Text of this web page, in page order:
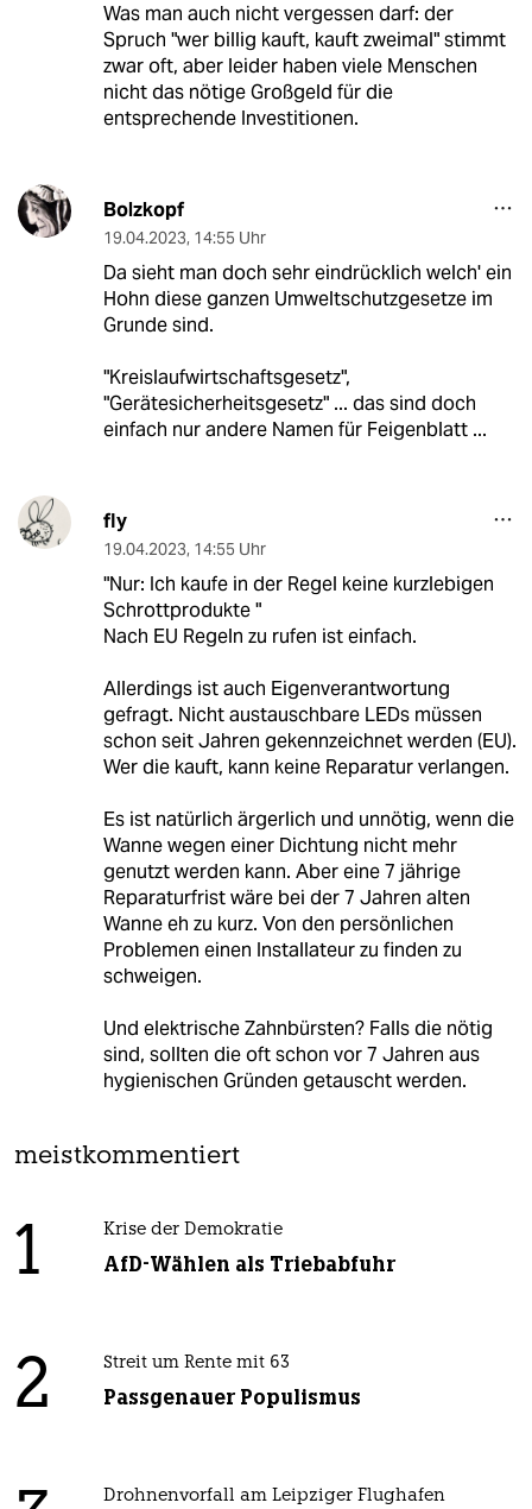
Was man auch nicht vergessen darf: der
Spruch "wer billig kauft, kauft zweimal" stimmt
zwar oft, aber leider haben viele Menschen
nicht das nötige Großgeld für die
entsprechende Investitionen.
Bolzkopf
19.04.2023, 14:55 Uhr
Da sieht man doch sehr eindrücklich welch' ein
Hohn diese ganzen Umweltschutzgesetze im
Grunde sind.
"Kreislaufwirtschaftsgesetz",
"Gerätesicherheitsgesetz" ... das sind doch
einfach nur andere Namen für Feigenblatt ...
fly
19.04.2023, 14:55 Uhr
"Nur: Ich kaufe in der Regel keine kurzlebigen
Schrottprodukte "
Nach EU Regeln zu rufen ist einfach.
Allerdings ist auch Eigenverantwortung
gefragt. Nicht austauschbare LEDs müssen
schon seit Jahren gekennzeichnet werden (EU).
Wer die kauft, kann keine Reparatur verlangen.
Es ist natürlich ärgerlich und unnötig, wenn die
Wanne wegen einer Dichtung nicht mehr
genutzt werden kann. Aber eine 7 jährige
Reparaturfrist wäre bei der 7 Jahren alten
Wanne eh zu kurz. Von den persönlichen
Problemen einen Installateur zu finden zu
schweigen.
Und elektrische Zahnbürsten? Falls die nötig
sind, sollten die oft schon vor 7 Jahren aus
hygienischen Gründen getauscht werden.
meistkommentiert
1 Krise der Demokratie
AfD-Wählen als Triebabfuhr
2 Streit um Rente mit 63
Passgenauer Populismus
Drohnenvorfall am Leipziger Flughafen